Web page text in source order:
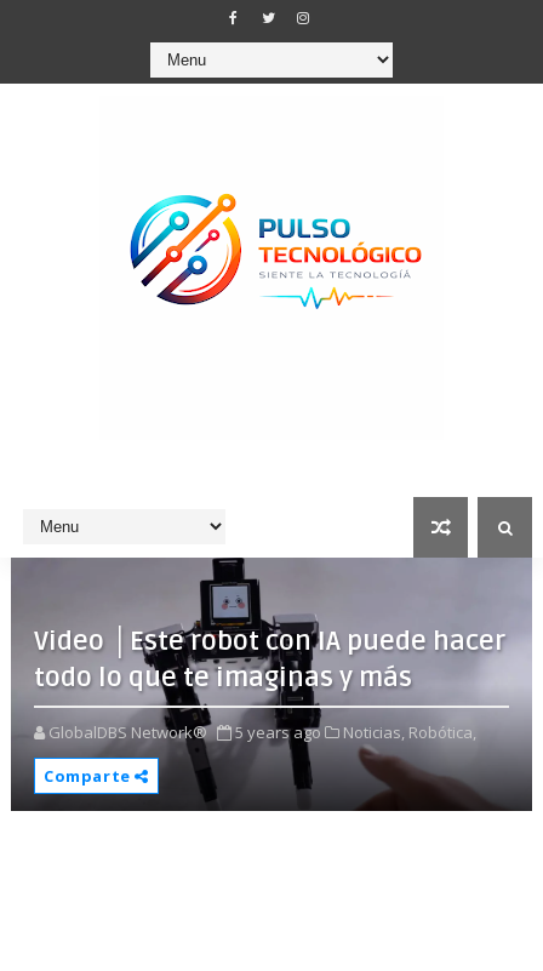
Video │Este robot con IA puede hacer
todo lo que te imaginas y más
GlobalDBS Network® 5 years ago Noticias, Robótica,
Comparte